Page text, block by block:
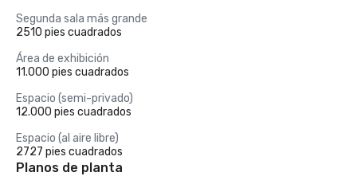
Segunda sala más grande
2510 pies cuadrados
Área de exhibición
11.000 pies cuadrados
Espacio (semi-privado)
12.000 pies cuadrados
Espacio (al aire libre)
2727 pies cuadrados
Planos de planta